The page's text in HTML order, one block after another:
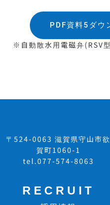
PDF資料5ダウ
※自動散水用電磁弁(RSV
〒524-0063 滋賀県守山市欲
賀町1060-1
tel.077-574-8063
RECRUIT